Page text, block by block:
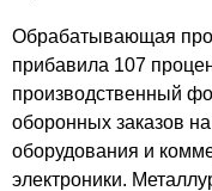
Обрабатывающая
прибавила 107
производственный
оборонных заказов
оборудования и
электроники.